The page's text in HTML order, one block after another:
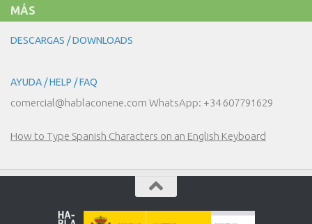
MÁS
DESCARGAS / DOWNLOADS
AYUDA / HELP / FAQ
comercial@hablaconene.com WhatsApp: +34 607791629
How to Type Spanish Characters on an English Keyboard